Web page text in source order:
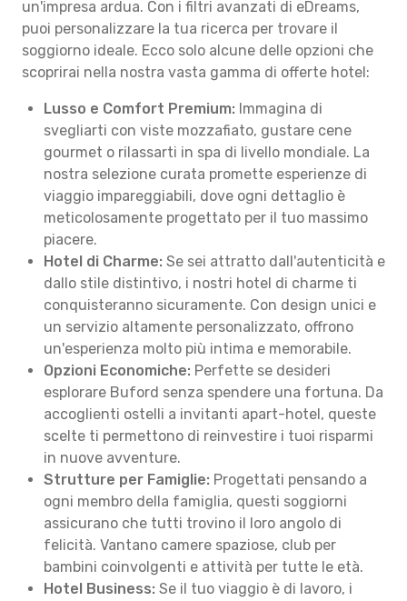
un'impresa ardua. Con i filtri avanzati di eDreams,
puoi personalizzare la tua ricerca per trovare il
soggiorno ideale. Ecco solo alcune delle opzioni che
scoprirai nella nostra vasta gamma di offerte hotel:
Lusso e Comfort Premium: Immagina di
svegliarti con viste mozzafiato, gustare cene
gourmet o rilassarti in spa di livello mondiale. La
nostra selezione curata promette esperienze di
viaggio impareggiabili, dove ogni dettaglio è
meticolosamente progettato per il tuo massimo
piacere.
Hotel di Charme: Se sei attratto dall'autenticità e
dallo stile distintivo, i nostri hotel di charme ti
conquisteranno sicuramente. Con design unici e
un servizio altamente personalizzato, offrono
un'esperienza molto più intima e memorabile.
Opzioni Economiche: Perfette se desideri
esplorare Buford senza spendere una fortuna. Da
accoglienti ostelli a invitanti apart-hotel, queste
scelte ti permettono di reinvestire i tuoi risparmi
in nuove avventure.
Strutture per Famiglie: Progettati pensando a
ogni membro della famiglia, questi soggiorni
assicurano che tutti trovino il loro angolo di
felicità. Vantano camere spaziose, club per
bambini coinvolgenti e attività per tutte le età.
Hotel Business: Se il tuo viaggio è di lavoro, i